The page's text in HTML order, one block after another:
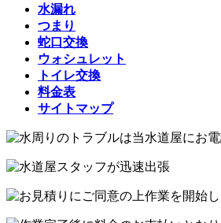
水漏れ
つまり
蛇口交換
ウォシュレット
トイレ交換
料金表
サイトマップ